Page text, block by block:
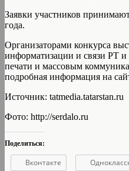
Заявки участников
года.
Организаторами конкурса
информатизации и связи РТ и
печати и массовым
подробная информация на
Источник: tatmedia.tatarstan.ru
Фото: http://serdalo.ru
Поделиться:
Вконтакте